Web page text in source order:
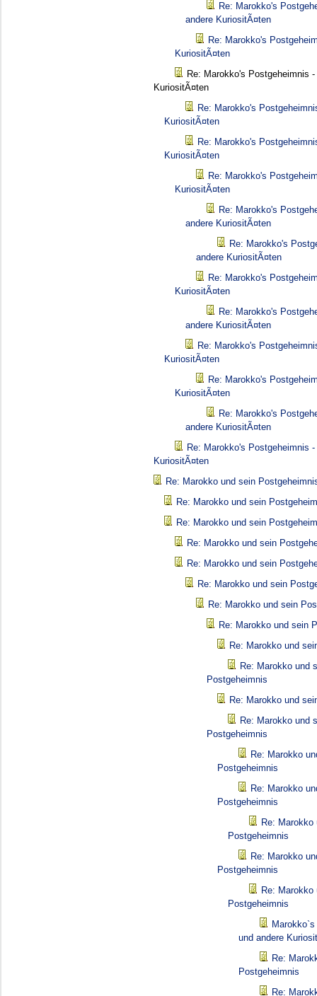
Re: Marokko's
andere KuriositÃ¤ten
Re: Marokko's
KuriositÃ¤ten
Re: Marokko's Postgeheimnis -
KuriositÃ¤ten
Re: Marokko's
KuriositÃ¤ten
Re: Marokko's
KuriositÃ¤ten
Re: Marokko's
KuriositÃ¤ten
Re: Marokko's
andere KuriositÃ¤ten
Re: Marokko's
andere KuriositÃ¤ten
Re: Marokko's
KuriositÃ¤ten
Re: Marokko's
andere KuriositÃ¤ten
Re: Marokko's
KuriositÃ¤ten
Re: Marokko's
KuriositÃ¤ten
Re: Marokko's
andere KuriositÃ¤ten
Re: Marokko's Postgeheimnis -
KuriositÃ¤ten
Re: Marokko und sein
Re: Marokko und sein
Re: Marokko und sein
Re: Marokko und sein
Re: Marokko und sein
Re: Marokko und sein
Re: Marokko und sein
Re: Marokko und sein
Re: Marokko und
Re: Marokko und
Postgeheimnis
Re: Marokko und
Re: Marokko und
Postgeheimnis
Re: Marokko
Postgeheimnis
Re: Marokko
Postgeheimnis
Re: Marokko
Postgeheimnis
Re: Marokko
Postgeheimnis
Re: Marokko
Postgeheimnis
und andere
Re:
Postgeheimnis
Re: